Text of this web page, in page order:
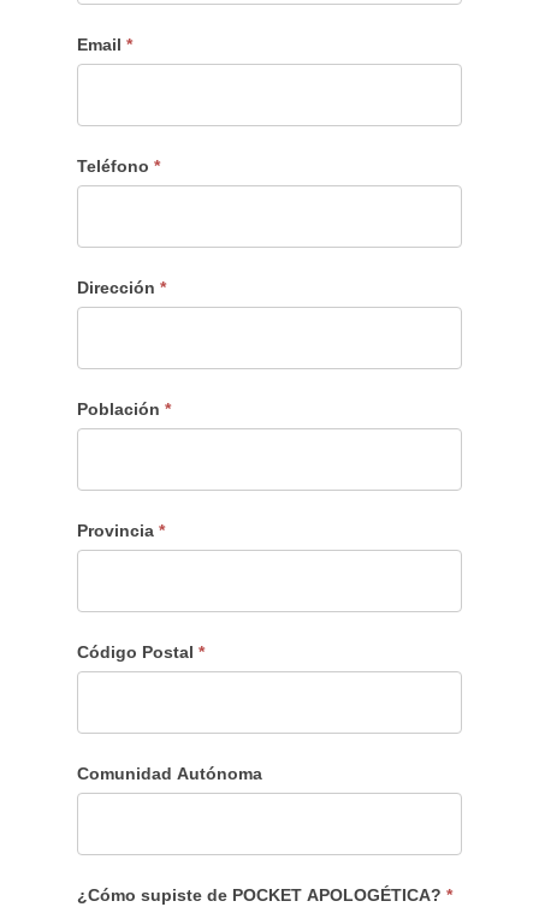
Email*
Teléfono*
Dirección*
Población*
Provincia*
Código Postal*
Comunidad Autónoma
¿Cómo supiste de POCKET APOLOGÉTICA?*